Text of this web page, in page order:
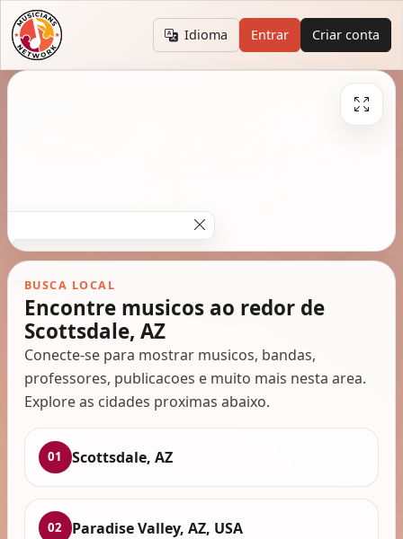
Idioma Entrar Criar conta
BUSCA LOCAL
Encontre musicos ao redor de
Scottsdale, AZ
Conecte-se para mostrar musicos, bandas,
professores, publicacoes e muito mais nesta area.
Explore as cidades proximas abaixo.
01 Scottsdale, AZ
02 Paradise Valley, AZ, USA